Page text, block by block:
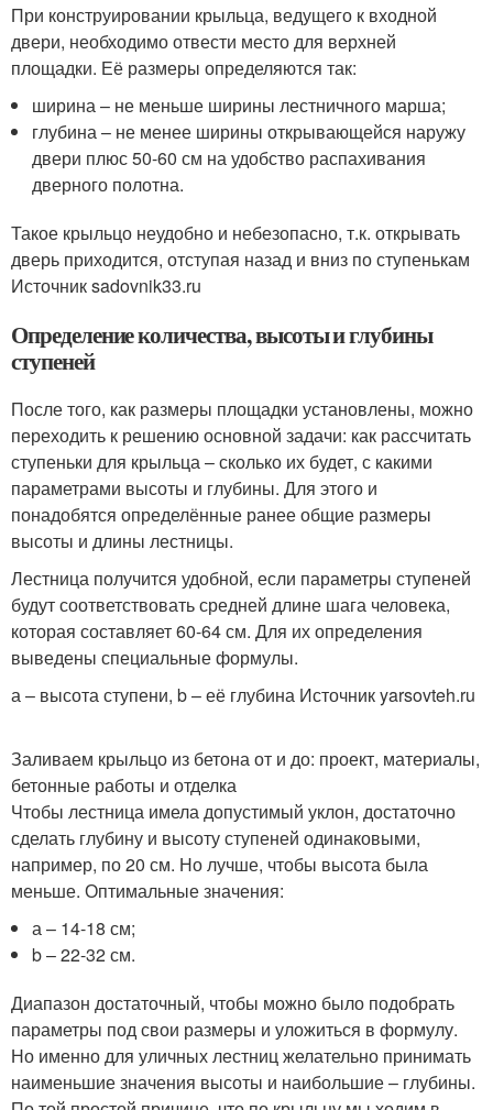
При конструировании крыльца, ведущего к входной
двери, необходимо отвести место для верхней
площадки. Её размеры определяются так:
ширина – не меньше ширины лестничного марша;
глубина – не менее ширины открывающейся наружу
двери плюс 50-60 см на удобство распахивания
дверного полотна.
Такое крыльцо неудобно и небезопасно, т.к. открывать
дверь приходится, отступая назад и вниз по ступенькам
Источник sadovnik33.ru
Определение количества, высоты и глубины
ступеней
После того, как размеры площадки установлены, можно
переходить к решению основной задачи: как рассчитать
ступеньки для крыльца – сколько их будет, с какими
параметрами высоты и глубины. Для этого и
понадобятся определённые ранее общие размеры
высоты и длины лестницы.
Лестница получится удобной, если параметры ступеней
будут соответствовать средней длине шага человека,
которая составляет 60-64 см. Для их определения
выведены специальные формулы.
а – высота ступени, b – её глубина Источник yarsovteh.ru
Заливаем крыльцо из бетона от и до: проект, материалы,
бетонные работы и отделка
Чтобы лестница имела допустимый уклон, достаточно
сделать глубину и высоту ступеней одинаковыми,
например, по 20 см. Но лучше, чтобы высота была
меньше. Оптимальные значения:
а – 14-18 см;
b – 22-32 см.
Диапазон достаточный, чтобы можно было подобрать
параметры под свои размеры и уложиться в формулу.
Но именно для уличных лестниц желательно принимать
наименьшие значения высоты и наибольшие – глубины.